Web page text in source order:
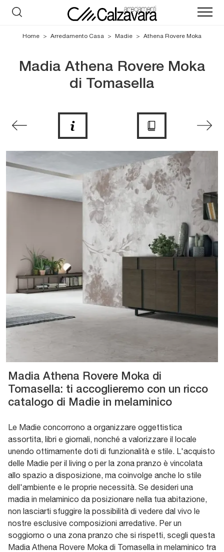
Home > Arredamento Casa > Madie > Athena Rovere Moka
Madia Athena Rovere Moka
di Tomasella
Madia Athena Rovere Moka di
Tomasella: ti accoglieremo con un ricco
catalogo di Madie in melaminico
Le Madie concorrono a organizzare oggettistica
assortita, libri e giornali, nonché a valorizzare il locale
unendo ottimamente doti di funzionalità e stile. L'acquisto
delle Madie per il living o per la zona pranzo è vincolata
allo spazio a disposizione, ma coinvolge anche lo stile
dell'ambiente e le proprie necessità. Se desideri una
madia in melaminico da posizionare nella tua abitazione,
non lasciarti sfuggire la possibilità di vedere dal vivo le
nostre esclusive composizioni arredative. Per un
soggiorno o una zona pranzo che si rispetti, scegli questa
Madia Athena Rovere Moka di Tomasella in melaminico tra